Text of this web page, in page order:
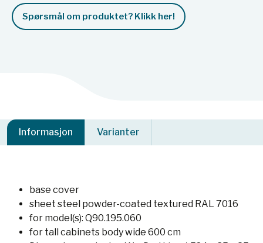
Spørsmål om produktet? Klikk her!
Informasjon Varianter
base cover
sheet steel powder-coated textured RAL 7016
for model(s): Q90.195.060
for tall cabinets body wide 600 cm